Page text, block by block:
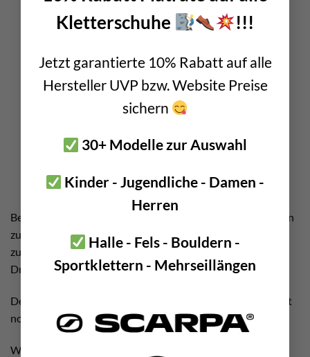
Kletterschuhe
!!!
Jetzt garantierte 10% Rabatt auf alle
Hersteller UVP bzw. Website Preise
sichern
30+ Modelle zur Auswahl
Kinder - Jugendliche - Damen -
Herren
Halle - Fels - Bouldern -
Sportklettern - Mehrseillängen
Bei uns findest du eine klasse Auswahl an Swivel. Sie werden
zum einen auch als Wirbel Drehgelenke bezeichnet. Oder
zum anderen einfach in umgekehrter Wortstellung.
Drehwirbelgelenke.
Derzeit haben wir zu dieser Produkt Kategorie den Content
noch in Arbeit.
Wir bitten Euch um Verständnis!